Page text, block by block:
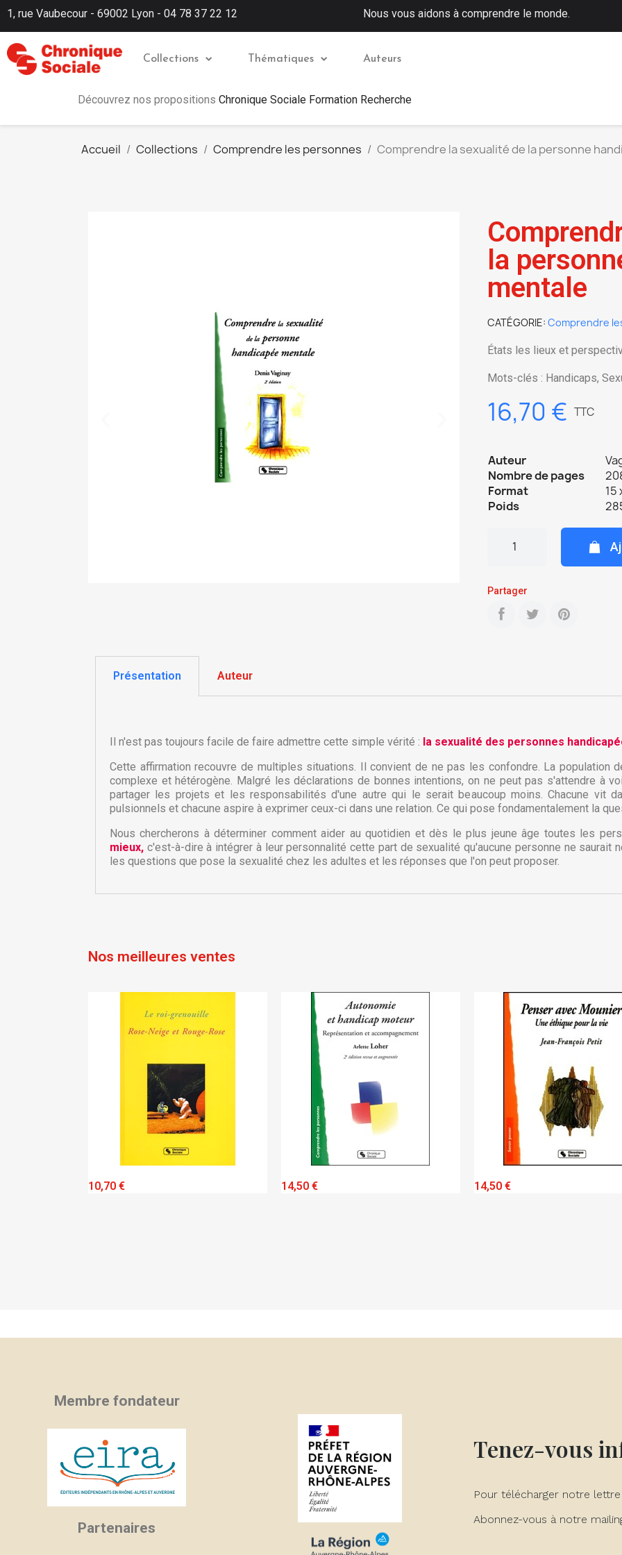
Ajouter à ma liste d'envies
add_circle_outline Créer une nouvelle liste
Créer une liste d'envies
Nom de la liste d'envies
Connexion
Vous devez être connecté pour ajouter des produits à votre liste
d'envies.
1, rue Vaubecour - 69002 Lyon - 04 78 37 22 12 Nous vous aidons à comprendre le monde.
Collections Thématiques Auteurs
Découvrez nos propositions Chronique Sociale Formation Recherche
Accueil Collections Comprendre les personnes Comprendre la sexualité de la personne
la
mentale
CATÉGORIE Comprendre
États les lieux et
Mots-clés : Handicaps,
16,70 € TTC
Auteur
Nombre de pages
Format
15
Poids
Partager
Présentation Auteur
Il n'est pas toujours facile de faire admettre cette simple vérité : la sexualité des personnes
Cette affirmation recouvre de multiples situations. Il convient de ne pas les confondre. La population
complexe et hétérogène. Malgré les déclarations de bonnes intentions, on ne peut pas s'attendre à
partager les projets et les responsabilités d'une autre qui le serait beaucoup moins. Chacune vit
pulsionnels et chacune aspire à exprimer ceux-ci dans une relation. Ce qui pose fondamentalement la
Nous chercherons à déterminer comment aider au quotidien et dès le plus jeune âge toutes les
mieux, c'est-à-dire à intégrer à leur personnalité cette part de sexualité qu'aucune personne ne saurait
les questions que pose la sexualité chez les adultes et les réponses que l'on peut proposer.
Nos meilleures ventes
10,70 € 14,50 € 14,50 €
Membre fondateur
Partenaires
Tenez-vous
Pour télécharger notre
Abonnez-vous à notre